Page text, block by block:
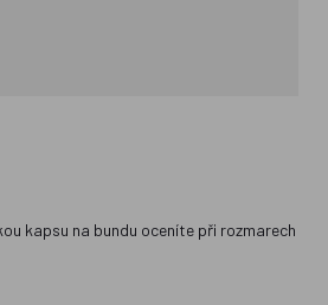
kapsu na bundu oceníte při rozmarech